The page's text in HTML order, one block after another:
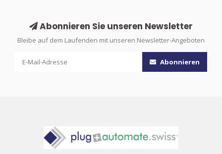
Abonnieren Sie unseren Newsletter
Bleibe auf dem Laufenden mit unseren Newsletter-Angeboten
Abonnieren